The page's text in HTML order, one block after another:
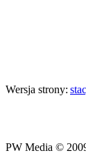
Wersja strony:
PW Media ©